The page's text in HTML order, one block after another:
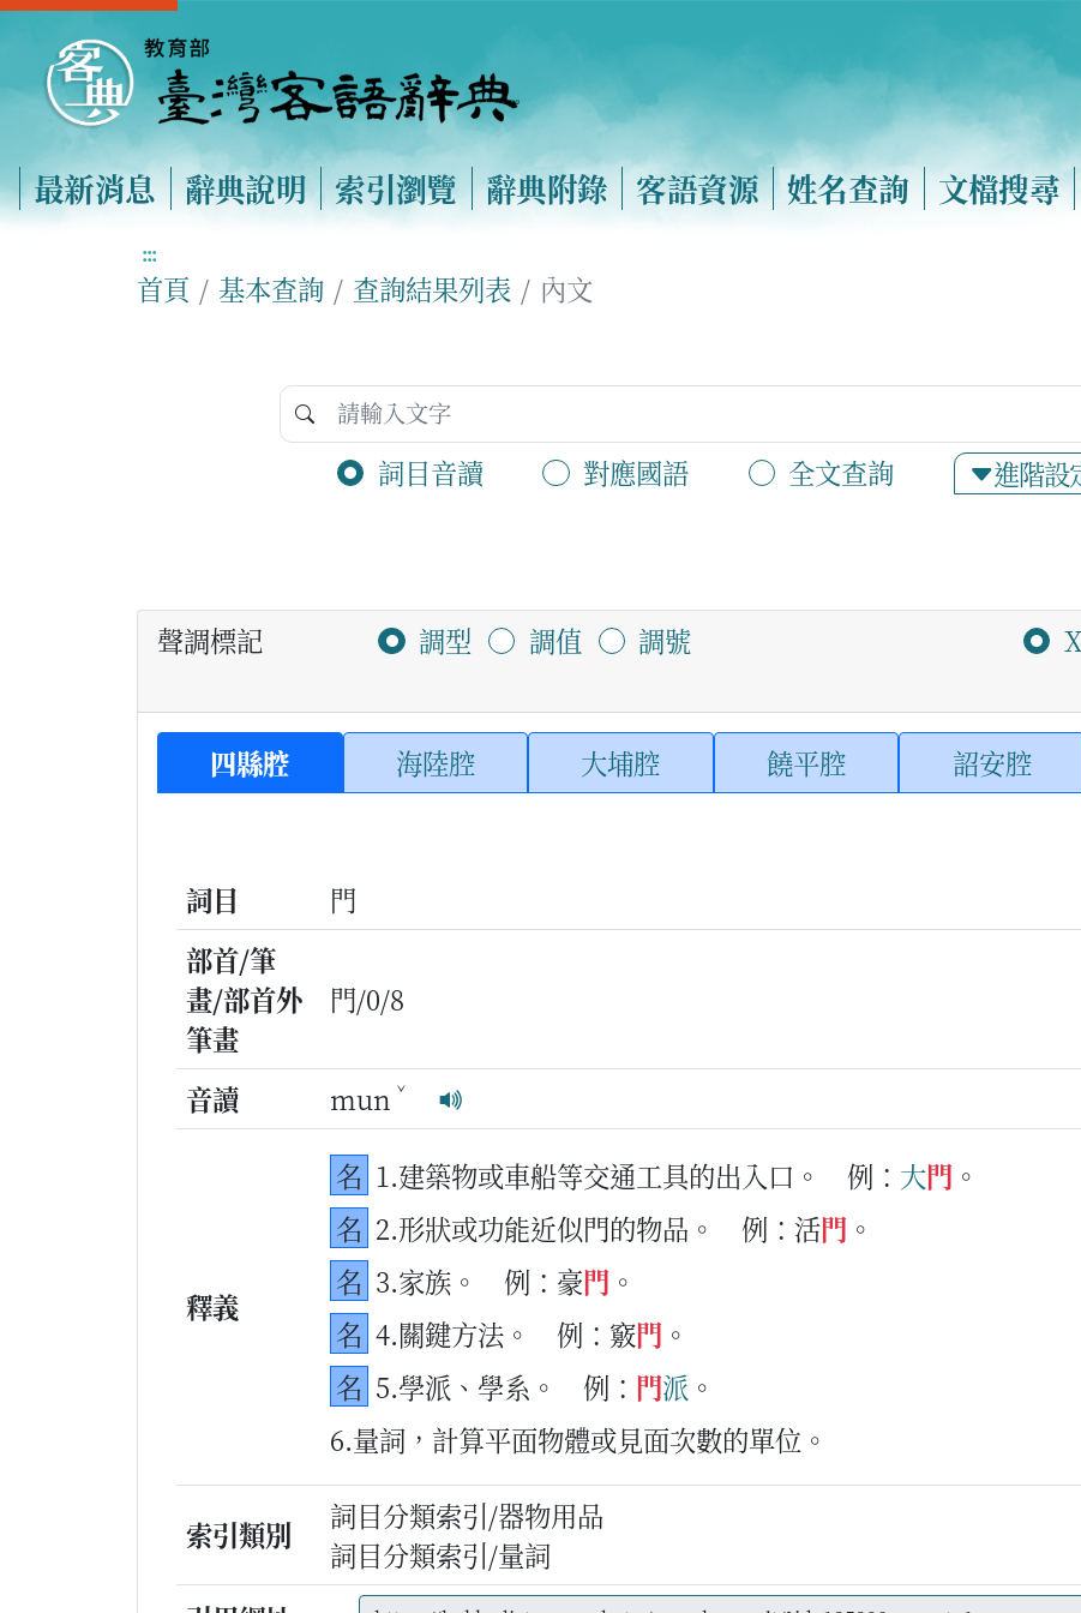
最新消息 辭典說明 索引瀏覽 辭典附錄 客語資源 姓名查詢 文檔搜尋
:::
首頁 基本查詢 查詢結果列表 內文
詞目音讀 對應國語 全文查詢 進階設
聲調標記 調型 調值 調號
四縣腔 海陸腔 大埔腔 饒平腔 詔安腔
詞目
門
部首/筆
畫/部首外
筆畫
門/0/8
音讀 mun ˇ
釋義
名 1.建築物或車船等交通工具的出入口。 例： 大門 。
名 2.形狀或功能近似門的物品。 例：活門 。
名 3.家族。 例：豪門 。
名 4.關鍵方法。 例：竅門 。
名 5.學派、學系。 例： 門派 。
6.量詞，計算平面物體或見面次數的單位。
索引類別
詞目分類索引/器物用品
詞目分類索引/量詞